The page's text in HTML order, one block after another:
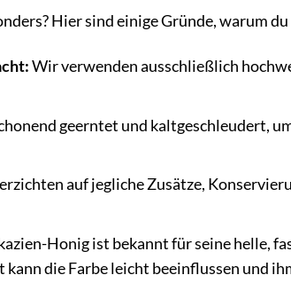
Hier sind einige Gründe, warum
Wir verwenden ausschließlich
geerntet und kaltgeschleudert,
auf jegliche Zusätze,
Honig ist bekannt für seine helle,
die Farbe leicht beeinflussen und